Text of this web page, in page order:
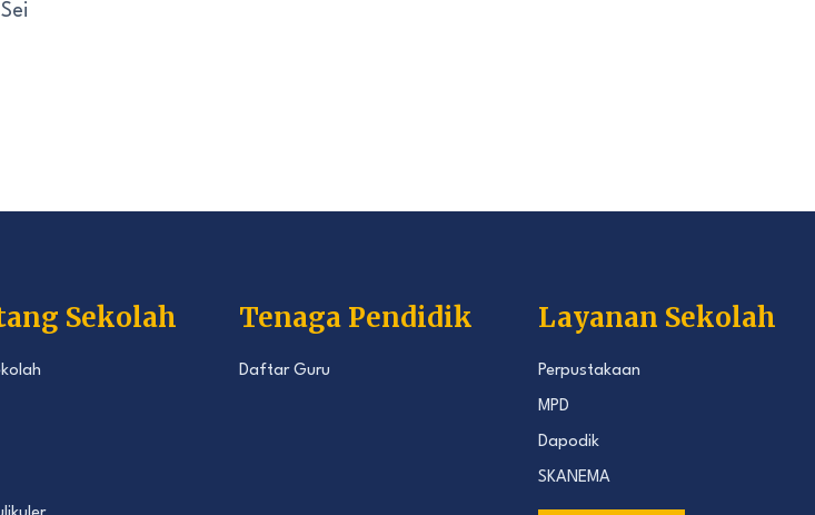
Sekolah Tenaga Pendidik
Daftar Guru
Layanan Sekolah
Perpustakaan
MPD
Dapodik
SKANEMA